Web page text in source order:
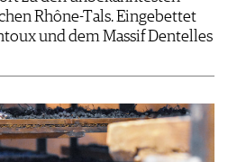
Rhône-Tals. Eingebettet
und dem Massif Dentelles